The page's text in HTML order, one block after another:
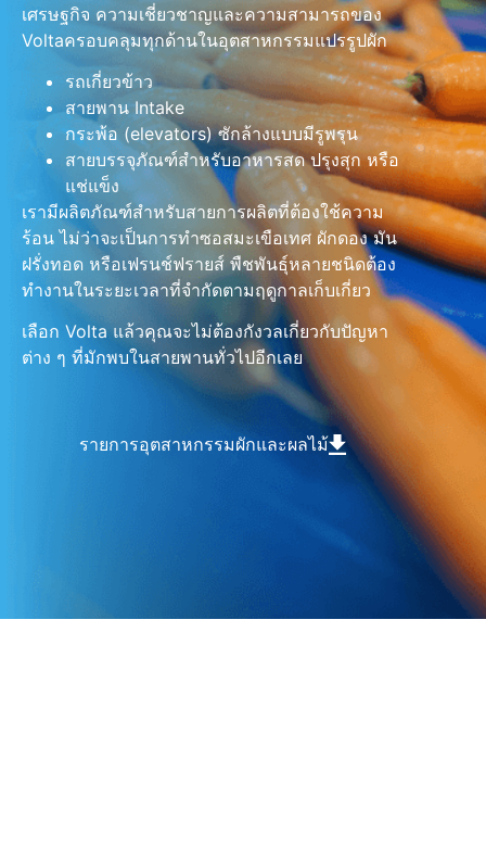
เศรษฐกิจ ความเชี่ยวชาญและความสามารถของ
Voltaครอบคลุมทุกด้านในอุตสาหกรรมแปรรูปผัก
รถเกี่ยวข้าว
สายพาน Intake
กระพ้อ (elevators) ซักล้างแบบมีรูพรุน
สายบรรจุภัณฑ์สำหรับอาหารสด ปรุงสุก หรือ
แช่แข็ง
เรามีผลิตภัณฑ์สำหรับสายการผลิตที่ต้องใช้ความ
ร้อน ไม่ว่าจะเป็นการทำซอสมะเขือเทศ ผักดอง มัน
ฝรั่งทอด หรือเฟรนช์ฟรายส์ พืชพันธุ์หลายชนิดต้อง
ทำงานในระยะเวลาที่จำกัดตามฤดูกาลเก็บเกี่ยว
เลือก Volta แล้วคุณจะไม่ต้องกังวลเกี่ยวกับปัญหา
ต่าง ๆ ที่มักพบในสายพานทั่วไปอีกเลย
รายการอุตสาหกรรมผักและผลไม้